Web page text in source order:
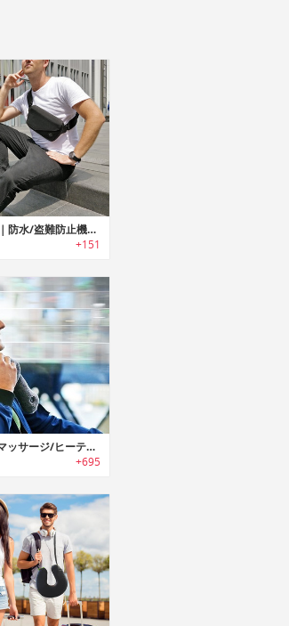
Code10 SLING｜防水/盗難防止機能搭載スリングバッグ「Code10スリング」
+151
VascoPillow｜マッサージ/ヒーティング機能搭載トラベルピロー「ヴァスコピロー」
+695